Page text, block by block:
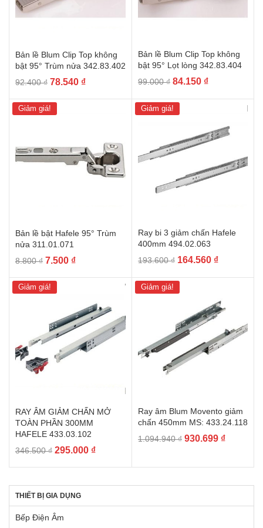
Bản lề Blum Clip Top không
bật 95° Trùm nửa 342.83.402
92.400₫ Giá
là:
92.400 ₫.
78.540 ₫Giá
Bản lề Blum Clip Top không
bật 95° Lọt lòng 342.83.404
99.000₫ Giá
là:
99.000 ₫.
84.150 ₫Giá
84.150 ₫.
Giảm giá!
Bản lề bật Hafele 95° Trùm
nửa 311.01.071
8.800₫ Giá
là:
8.800 ₫.
7.500 ₫Giá
7.500 ₫.
Giảm giá!
Ray bi 3 giảm chấn Hafele
400mm 494.02.063
193.600₫ Giá
là:
193.600 ₫.
164.560 ₫Giá
164.560 ₫.
Giảm giá!
RAY ÂM GIẢM CHẤN MỞ
TOÀN PHẦN 300MM
HAFELE 433.03.102
346.500₫ Giá
346.500 ₫.
295.000 ₫Giá
là:
Giảm giá!
Ray âm Blum Movento giảm
chấn 450mm MS: 433.24.118
1.094.940₫ Giá
930.699 ₫Giá
930.699
THIẾT BỊ GIA DỤNG
Bếp Điện Âm